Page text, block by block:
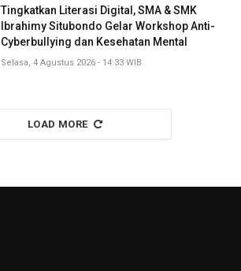
Tingkatkan Literasi Digital, SMA & SMK
Ibrahimy Situbondo Gelar Workshop Anti-
Cyberbullying dan Kesehatan Mental
Selasa, 4 Agustus 2026 - 14:33 WIB
LOAD MORE